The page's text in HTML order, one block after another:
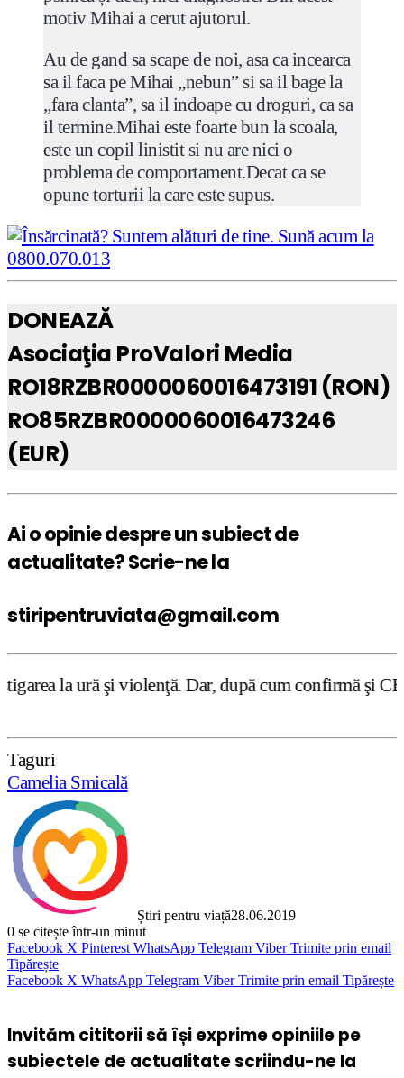
motiv Mihai a cerut ajutorul.
Au de gand sa scape de noi, asa ca incearca
sa il faca pe Mihai „nebun” si sa il bage la
„fara clanta”, sa il indoape cu droguri, ca sa
il termine.Mihai este foarte bun la scoala,
este un copil linistit si nu are nici o
problema de comportament.Decat ca se
opune torturii la care este supus.
DONEAZĂ
Asociaţia ProValori Media
RO18RZBR0000060016473191 (RON)
RO85RZBR0000060016473246
(EUR)
Ai o opinie despre un subiect de
actualitate? Scrie-ne la
stiripentruviata@gmail.com
şi violenţă. Dar, după cum confirmă şi CEDO în
Taguri
Camelia Smicală
Știri pentru viață28.06.2019
0 se citește într-un minut
Facebook X Pinterest WhatsApp Telegram Viber Trimite prin email
Tipărește
Facebook X WhatsApp Telegram Viber Trimite prin email Tipărește
Invităm cititorii să își exprime opiniile pe
subiectele de actualitate scriindu-ne la